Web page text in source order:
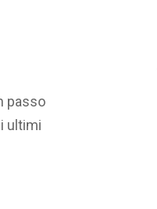
passo
ultimi